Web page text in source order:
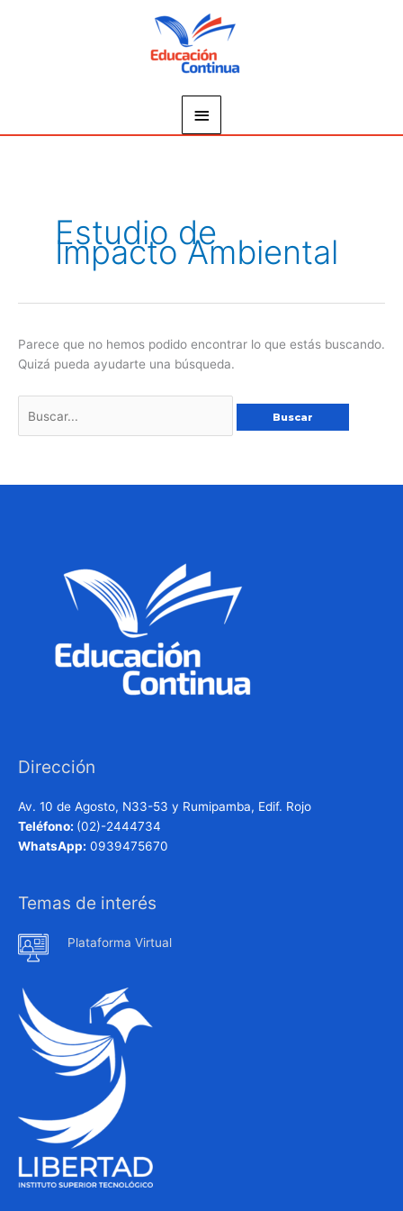
Menú
principal
Estudio de
Impacto Ambiental
Parece que no hemos podido encontrar lo que estás buscando.
Quizá pueda ayudarte una búsqueda.
Dirección
Av. 10 de Agosto, N33-53 y Rumipamba, Edif. Rojo
Teléfono: (02)-2444734
WhatsApp: 0939475670
Temas de interés
Plataforma Virtual